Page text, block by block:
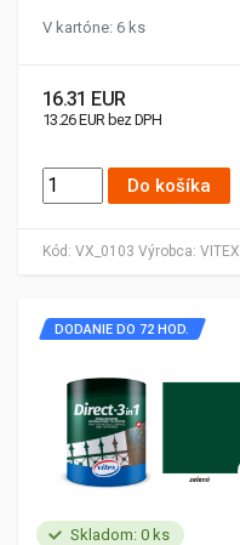
Kód: VX_0103 Výrobca: VITEX
V kartóne: 6 ks
16.31 EUR
13.26 EUR bez DPH
Do košíka
Skladom: 0 ks
DODANIE DO 72 HOD.